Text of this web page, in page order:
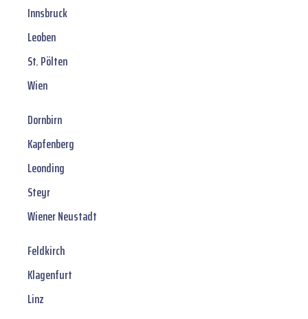
Innsbruck
Leoben
St. Pölten
Wien
Dornbirn
Kapfenberg
Leonding
Steyr
Wiener Neustadt
Feldkirch
Klagenfurt
Linz